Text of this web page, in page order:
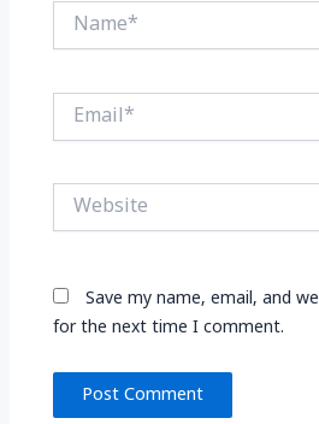
Name*
Email*
Website
Save my name, email, and
for the next time I comment.